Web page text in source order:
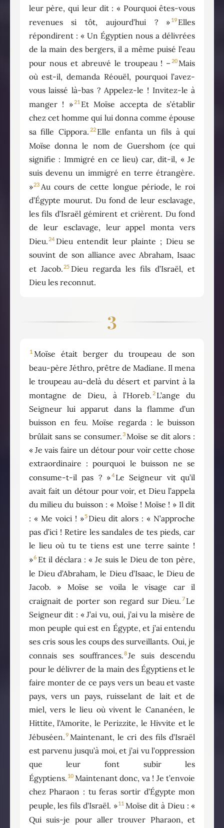
leur père, qui leur dit : « Pourquoi êtes-vous
revenues si tôt, aujourd’hui ? » 19 Elles
répondirent : « Un Égyptien nous a délivrées
de la main des bergers, il a même puisé l’eau
pour nous et abreuvé le troupeau ! – 20Mais
où est-il, demanda Réouël, pourquoi l’avez-
vous laissé là-bas ? Appelez-le ! Invitez-le à
manger ! »21 Et Moïse accepta de s’établir
chez cet homme qui lui donna comme épouse
sa fille Cippora. 22 Elle enfanta un fils à qui
Moïse donna le nom de Guershom (ce qui
signifie : Immigré en ce lieu) car, dit-il, « Je
suis devenu un immigré en terre étrangère.
»23 Au cours de cette longue période, le roi
d’Égypte mourut. Du fond de leur esclavage,
les fils d’Israël gémirent et crièrent. Du fond
de leur esclavage, leur appel monta vers
Dieu.24 Dieu entendit leur plainte ; Dieu se
souvint de son alliance avec Abraham, Isaac
et Jacob.25 Dieu regarda les fils d’Israël, et
Dieu les reconnut.
3
1 Moïse était berger du troupeau de son
beau-père Jéthro, prêtre de Madiane. Il mena
le troupeau au-delà du désert et parvint à la
montagne de Dieu, à l’Horeb. 2 L’ange du
Seigneur lui apparut dans la flamme d’un
buisson en feu. Moïse regarda : le buisson
brûlait sans se consumer.3 Moïse se dit alors :
« Je vais faire un détour pour voir cette chose
extraordinaire : pourquoi le buisson ne se
consume-t-il pas ? »4 Le Seigneur vit qu’il
avait fait un détour pour voir, et Dieu l’appela
du milieu du buisson : « Moïse ! Moïse ! » Il dit
: « Me voici ! »5 Dieu dit alors : « N’approche
pas d’ici ! Retire les sandales de tes pieds, car
le lieu où tu te tiens est une terre sainte !
»6 Et il déclara : « Je suis le Dieu de ton père,
le Dieu d’Abraham, le Dieu d’Isaac, le Dieu de
Jacob. » Moïse se voila le visage car il
craignait de porter son regard sur Dieu. 7 Le
Seigneur dit : « J’ai vu, oui, j’ai vu la misère de
mon peuple qui est en Égypte, et j’ai entendu
ses cris sous les coups des surveillants. Oui, je
connais ses souffrances.8Je suis descendu
pour le délivrer de la main des Égyptiens et le
faire monter de ce pays vers un beau et vaste
pays, vers un pays, ruisselant de lait et de
miel, vers le lieu où vivent le Cananéen, le
Hittite, l’Amorite, le Perizzite, le Hivvite et le
Jébuséen.9 Maintenant, le cri des fils d’Israël
est parvenu jusqu’à moi, et j’ai vu l’oppression
que leur font subir les
Égyptiens. 10 Maintenant donc, va ! Je t’envoie
chez Pharaon : tu feras sortir d’Égypte mon
peuple, les fils d’Israël. »11 Moïse dit à Dieu : «
Qui suis-je pour aller trouver Pharaon, et